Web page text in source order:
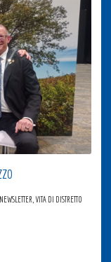
NEWSLETTER ,VITA DI DISTRETTO